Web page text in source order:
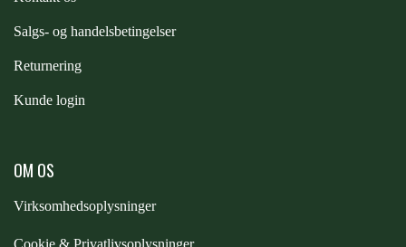
Salgs- og handelsbetingelser
Returnering
Kunde login
OM OS
Virksomhedsoplysninger
Cookie & Privatlivsoplysninger